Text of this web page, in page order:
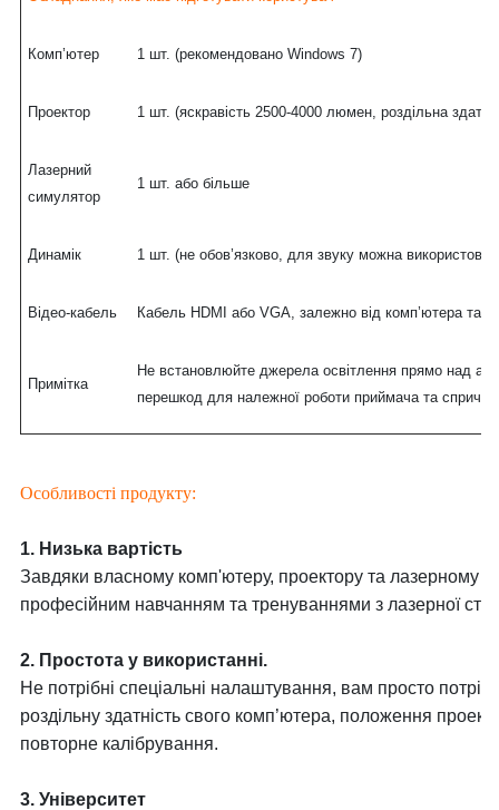
Комп’ютер 1 шт. (рекомендовано Windows 7)
Проектор 1 шт. (яскравість 2500-4000 люмен, роздільна
Лазерний
симулятор
1 шт. або більше
Динамік 1 шт. (не обов’язково, для звуку можна
Відео-кабель Кабель HDMI або VGA, залежно від комп’ютера та
Примітка
Не встановлюйте джерела освітлення прямо над
перешкод для належної роботи приймача та
Особливості продукту:
1. Низька вартість
Завдяки власному комп'ютеру, проектору та лазерному
професійним навчанням та тренуваннями з лазерної
2. Простота у використанні.
Не потрібні спеціальні налаштування, вам просто
роздільну здатність свого комп’ютера, положення
повторне калібрування.
3. Університет